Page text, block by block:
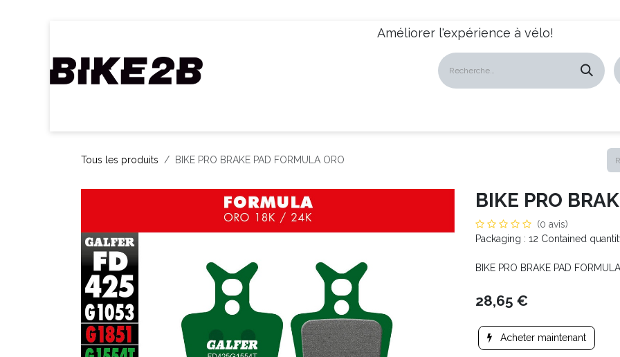
Améliorer l'expérience à vélo!
Tous les produits BIKE PRO BRAKE PAD FORMULA ORO
BIKE PRO
(0 avis)
Packaging : 12 Contained
BIKE PRO BRAKE PAD
28,65 €
Acheter maintenant